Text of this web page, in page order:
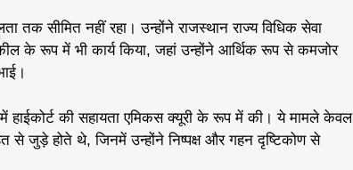
सीमित नहीं रहा। उन्होंने राजस्थान राज्य विधिक सेवा
के रूप में भी कार्य किया, जहां उन्होंने आर्थिक रूप से कमजोर
हाईकोर्ट की सहायता एमिकस क्यूरी के रूप में की। ये मामले केवल
से जुड़े होते थे, जिनमें उन्होंने निष्पक्ष और गहन दृष्टिकोण से